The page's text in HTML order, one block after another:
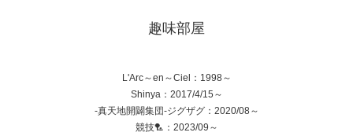
趣味部屋
L'Arc～en～Ciel：1998～
Shinya：2017/4/15～
-真天地開闢集団-ジグザグ：2020/08～
競技🏸：2023/09～